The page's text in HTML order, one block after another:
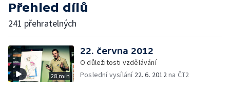
Přehled dílů
241 přehratelných
28 min
22. června 2012
O důležitosti vzdělávání
Poslední vysílání 22. 6. 2012na ČT2